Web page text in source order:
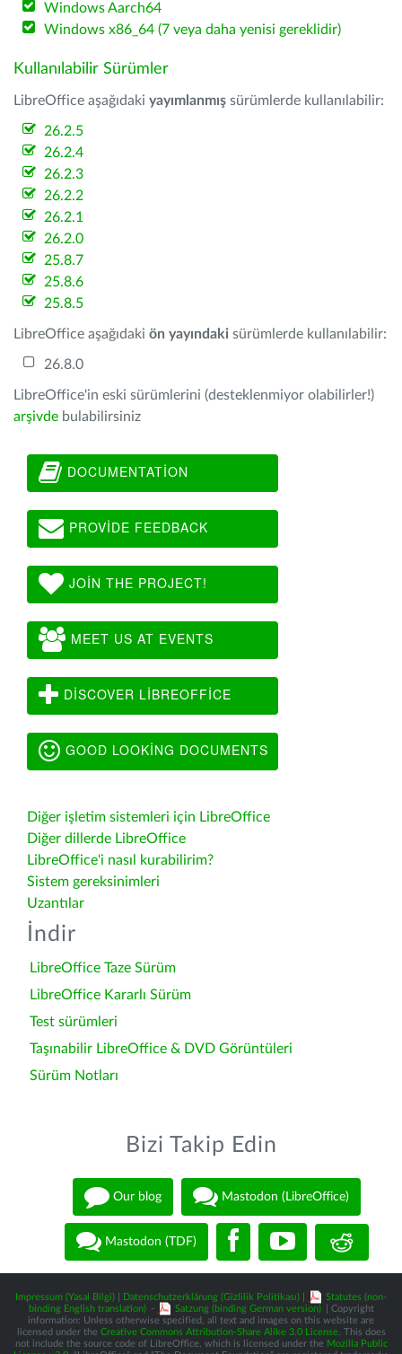
Windows Aarch64
Windows x86_64 (7 veya daha yenisi gereklidir)
Kullanılabilir Sürümler
LibreOffice aşağıdaki yayımlanmış sürümlerde kullanılabilir:
26.2.5
26.2.4
26.2.3
26.2.2
26.2.1
26.2.0
25.8.7
25.8.6
25.8.5
LibreOffice aşağıdaki ön yayındaki sürümlerde kullanılabilir:
26.8.0
LibreOffice'in eski sürümlerini (desteklenmiyor olabilirler!)
arşivde bulabilirsiniz
DOCUMENTATION
PROVIDE FEEDBACK
JOIN THE PROJECT!
MEET US AT EVENTS
DISCOVER LIBREOFFICE
GOOD LOOKING DOCUMENTS
Diğer işletim sistemleri için LibreOffice
Diğer dillerde LibreOffice
LibreOffice'i nasıl kurabilirim?
Sistem gereksinimleri
Uzantılar
İndir
LibreOffice Taze Sürüm
LibreOffice Kararlı Sürüm
Test sürümleri
Taşınabilir LibreOffice & DVD Görüntüleri
Sürüm Notları
Bizi Takip Edin
Our blog Mastodon (LibreOffice)
Mastodon (TDF)
Impressum (Yasal Bilgi) Datenschutzerklärung (Gizlilik Politikası)
Statutes (non-
binding English translation) - Satzung (binding German version)
| Copyright
information: Unless otherwise specified, all text and images on this website are
licensed under the Creative Commons Attribution-Share Alike 3.0 License. This does
not include the source code of LibreOffice, which is licensed under the Mozilla Public